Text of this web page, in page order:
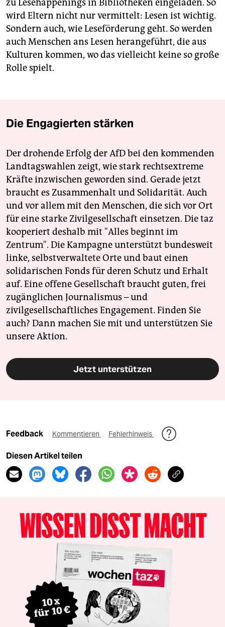
zu Lesehappenings in Bibliotheken eingeladen. So
wird Eltern nicht nur vermittelt: Lesen ist wichtig.
Sondern auch, wie Leseförderung geht. So werden
auch Menschen ans Lesen herangeführt, die aus
Kulturen kommen, wo das vielleicht keine so große
Rolle spielt.
Die Engagierten stärken
Der drohende Erfolg der AfD bei den kommenden
Landtagswahlen zeigt, wie stark rechtsextreme
Kräfte inzwischen geworden sind. Gerade jetzt
braucht es Zusammenhalt und Solidarität. Auch
und vor allem mit den Menschen, die sich vor Ort
für eine starke Zivilgesellschaft einsetzen. Die taz
kooperiert deshalb mit "Alles beginnt im
Zentrum". Die Kampagne unterstützt bundesweit
linke, selbstverwaltete Orte und baut einen
solidarischen Fonds für deren Schutz und Erhalt
auf. Eine offene Gesellschaft braucht guten, frei
zugänglichen Journalismus – und
zivilgesellschaftliches Engagement. Finden Sie
auch? Dann machen Sie mit und unterstützen Sie
unsere Aktion.
Jetzt unterstützen
Feedback Kommentieren Fehlerhinweis
Diesen Artikel teilen